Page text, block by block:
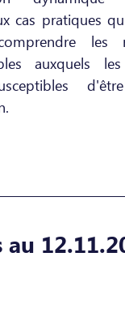
cas pratiques
les
auxquels
au